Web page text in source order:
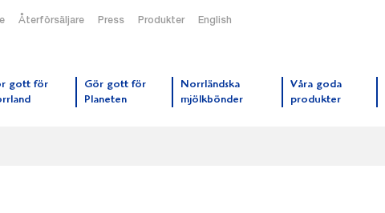
Återförsäljare Press Produkter English
gott för
Gör gott för
Planeten
Norrländska
mjölkbönder
Våra goda
produkter